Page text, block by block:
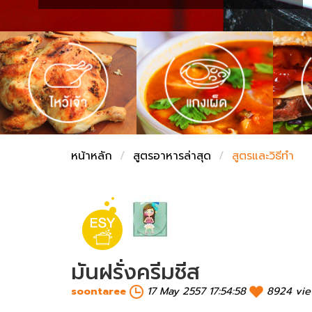
ชั่งตวงเนย
หน้าหลัก สูตรอาหารล่าสุด สูตรและวิธีทำ
มันฝรั่งครีมชีส
soontaree 17 May 2557 17:54:58 8924